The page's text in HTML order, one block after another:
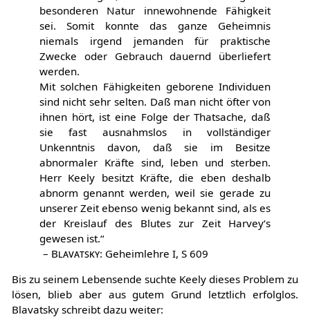
besonderen Natur innewohnende Fähigkeit
sei. Somit konnte das ganze Geheimnis
niemals irgend jemanden für praktische
Zwecke oder Gebrauch dauernd überliefert
werden.
Mit solchen Fähigkeiten geborene Individuen
sind nicht sehr selten. Daß man nicht öfter von
ihnen hört, ist eine Folge der Thatsache, daß
sie fast ausnahmslos in vollständiger
Unkenntnis davon, daß sie im Besitze
abnormaler Kräfte sind, leben und sterben.
Herr Keely besitzt Kräfte, die eben deshalb
abnorm genannt werden, weil sie gerade zu
unserer Zeit ebenso wenig bekannt sind, als es
der Kreislauf des Blutes zur Zeit Harvey‘s
gewesen ist.“
– Blavatsky: Geheimlehre I, S 609
Bis zu seinem Lebensende suchte Keely dieses Problem zu
lösen, blieb aber aus gutem Grund letztlich erfolglos.
Blavatsky schreibt dazu weiter: